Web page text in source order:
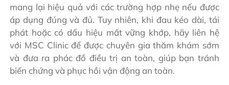
mang lại hiệu quả với các trường hợp nhẹ nếu được
áp dụng đúng và đủ. Tuy nhiên, khi đau kéo dài, tái
phát hoặc có dấu hiệu mất vững khớp, hãy liên hệ
với MSC Clinic để được chuyên gia thăm khám sớm
và đưa ra phác đồ điều trị an toàn, giúp bạn tránh
biến chứng và phục hồi vận động an toàn.